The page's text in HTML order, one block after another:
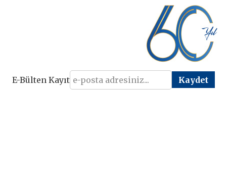
E-Bülten Kayıt